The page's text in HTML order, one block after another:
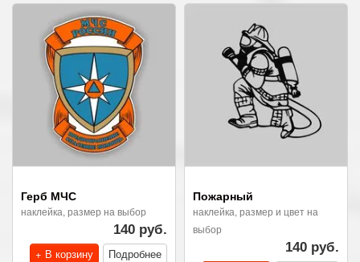
Герб МЧС
наклейка, размер на выбор
140 руб.
+ В корзину
Подробнее
Пожарный
наклейка, размер и цвет на
выбор
140 руб.